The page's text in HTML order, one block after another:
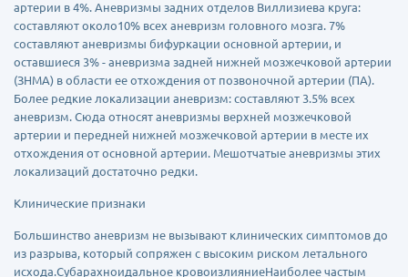
артерии в 4%. Аневризмы задних отделов Виллизиева круга:
составляют около10% всех аневризм головного мозга. 7%
составляют аневризмы бифуркации основной артерии, и
оставшиеся 3% - аневризма задней нижней мозжечковой артерии
(ЗНМА) в области ее отхождения от позвоночной артерии (ПА).
Более редкие локализации аневризм: составляют 3.5% всех
аневризм. Сюда относят аневризмы верхней мозжечковой
артерии и передней нижней мозжечковой артерии в месте их
отхождения от основной артерии. Мешотчатые аневризмы этих
локализаций достаточно редки.
Клинические признаки
Большинство аневризм не вызывают клинических симптомов до
из разрыва, который сопряжен с высоким риском летального
исхода.Субарахноидальное кровоизлияниеНаиболее частым